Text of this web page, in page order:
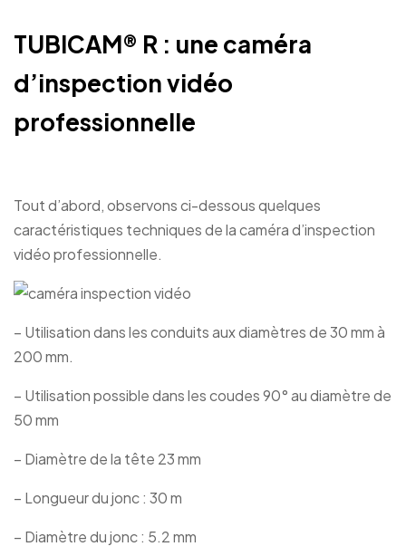
TUBICAM® R : une caméra
d’inspection vidéo
professionnelle
Tout d’abord, observons ci-dessous quelques
caractéristiques techniques de la caméra d’inspection
vidéo professionnelle.
– Utilisation dans les conduits aux diamètres de 30 mm à
200 mm.
– Utilisation possible dans les coudes 90° au diamètre de
50 mm
– Diamètre de la tête 23 mm
– Longueur du jonc : 30 m
– Diamètre du jonc : 5.2 mm